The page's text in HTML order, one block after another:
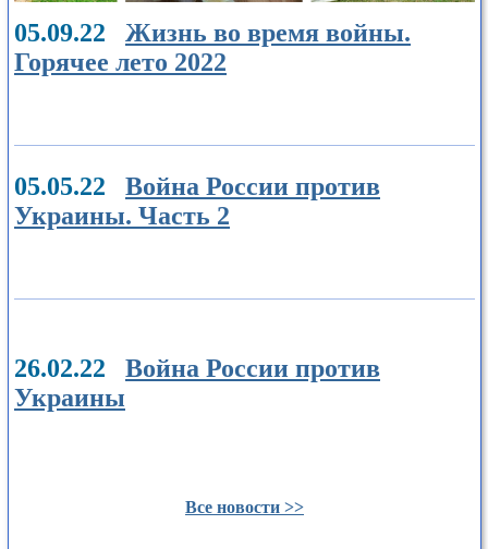
05.09.22 Жизнь во время войны.
Горячее лето 2022
05.05.22 Война России против
Украины. Часть 2
26.02.22 Война России против
Украины
Все новости >>